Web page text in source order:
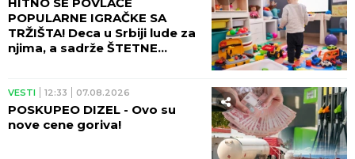
POPULARNE IGRAČKE SA
TRŽIŠTA! Deca u Srbiji lude za
njima, a sadrže ŠTETNE
VESTI 12:33 07.08.2026
POSKUPEO DIZEL - Ovo su
nove cene goriva!